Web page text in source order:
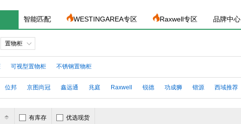
智能匹配 WESTINGAREA专区 Raxwell专区 品牌中心
置物柜
可视型置物柜 不锈钢置物柜
位邦 京图尚冠 鑫远通 兆庭 Raxwell 锐德 功成狮 锴源 西域推荐
有库存 优选现货